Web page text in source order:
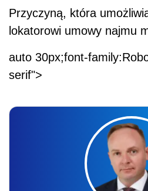
Przyczyną, która
lokatorowi umowy najmu
auto 30px;font-
serif">